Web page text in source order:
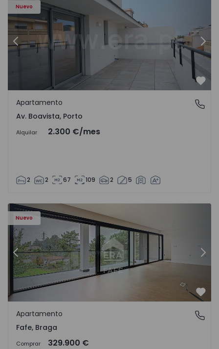
Nuevo
Anterior
Av. Boavista, Porto
Apartamento
Av. Boavista, Porto
Alquilar 2.300 €/mes
2 2 67 109 2 5
Nuevo
Anterior
Fafe, Braga
Apartamento
Fafe, Braga
Comprar 329.900 €